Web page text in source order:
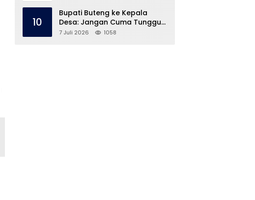
10
Bupati Buteng ke Kepala
Desa: Jangan Cuma Tunggu
Dana Desa, ‘Jemput Bola’
7 Juli 2026 1058